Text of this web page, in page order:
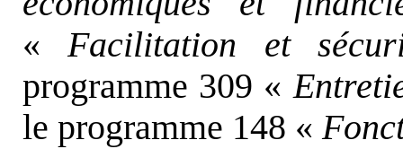
«Facilitation et
programme 309 «
le programme 148 «